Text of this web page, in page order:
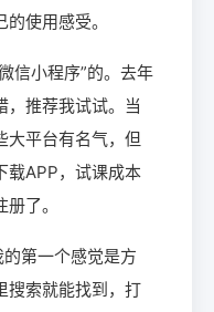
使用感受。
信小程序”的。去年
，推荐我试试。当
大平台有名气，但
载APP，试课成本
了。
的第一个感觉是方
搜索就能找到，打